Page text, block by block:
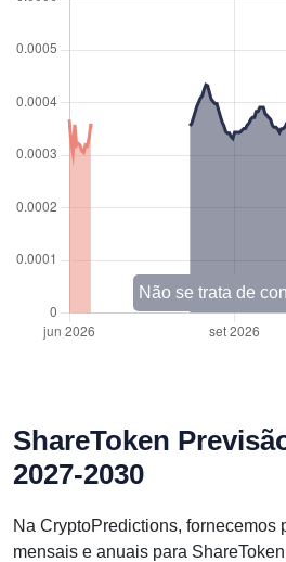
Não se trata de
ShareToken
2027-2030
Na CryptoPredictions, fornecemos
mensais e anuais para